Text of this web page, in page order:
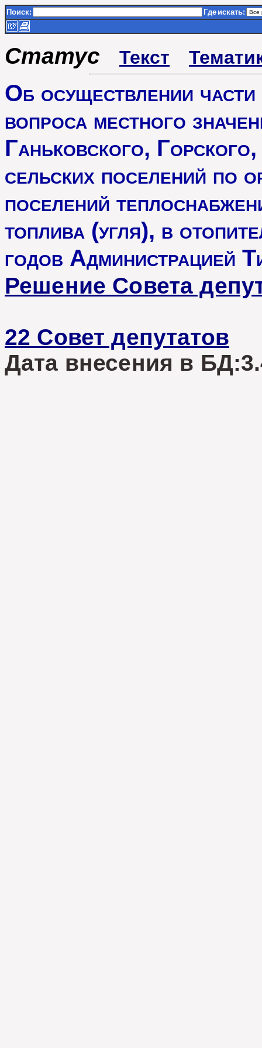
Поиск: Где искать:
Статус Текст
Об осуществлении
вопроса местного
Ганьковского,
сельских поселений по
поселений
топлива (угля), в
годов Администрацией
Решение Совета
22 Совет депутатов
Дата внесения в